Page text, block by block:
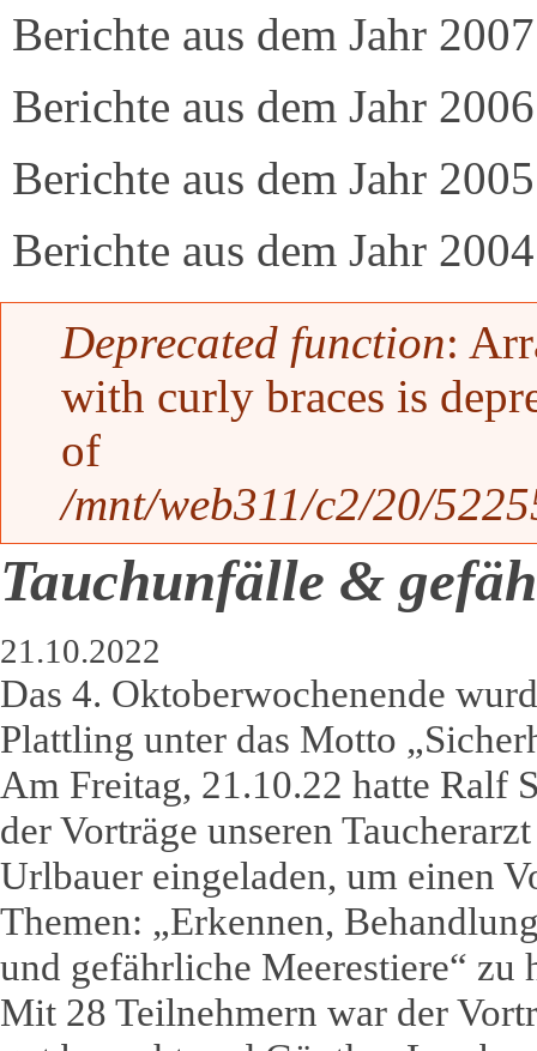
Berichte aus dem Jahr 2007
Berichte aus dem Jahr 2006
Berichte aus dem Jahr 2005
Berichte aus dem Jahr 2004
Fehlermeldung
Deprecated function:
with curly braces is
of
/mnt/web311/c2/20/
Tauchunfälle &
21.10.2022
Das 4. Oktoberwochenende
Plattling unter das Motto
Am Freitag, 21.10.22 hatte Ralf
der Vorträge unseren
Urlbauer eingeladen, um einen
Themen: „Erkennen,
und gefährliche Meerestiere“ zu
Mit 28 Teilnehmern war der